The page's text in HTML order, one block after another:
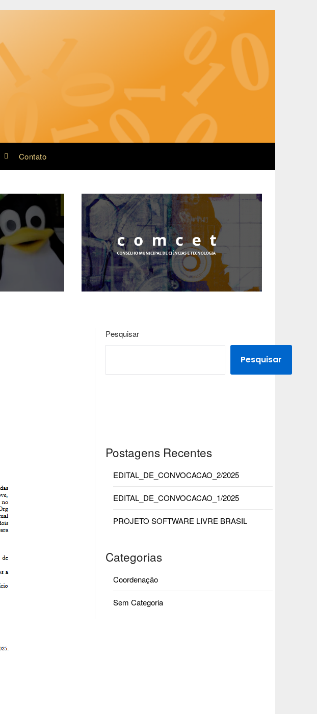
Contato
Pesquisar
Pesquisar
Postagens Recentes
EDITAL_DE_CONVOCACAO_2/2025
EDITAL_DE_CONVOCACAO_1/2025
PROJETO SOFTWARE LIVRE BRASIL
Categorias
Coordenação
Sem Categoria